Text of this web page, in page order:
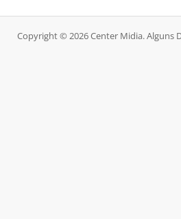
Copyright © 2026 Center Midia. Alguns